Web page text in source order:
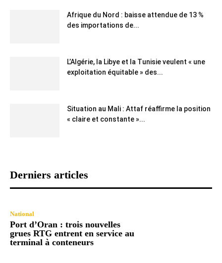
Afrique du Nord : baisse attendue de 13 %
des importations de...
L’Algérie, la Libye et la Tunisie veulent « une
exploitation équitable » des...
Situation au Mali : Attaf réaffirme la position
« claire et constante »...
Derniers articles
National
Port d’Oran : trois nouvelles
grues RTG entrent en service au
terminal à conteneurs